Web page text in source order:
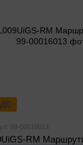
99-00016013
RM